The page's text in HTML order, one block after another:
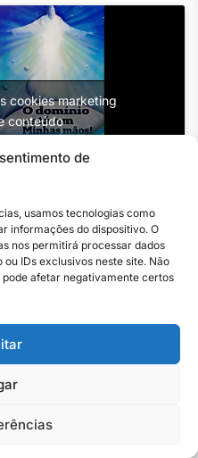
de
usamos tecnologias como
informações do dispositivo. O
nos permitirá processar dados
IDs exclusivos neste site. Não
afetar negativamente certos
cookies marketing
conteúdo
de pauta ou